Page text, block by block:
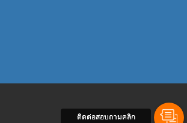
ติดต่อสอบถามคลิก